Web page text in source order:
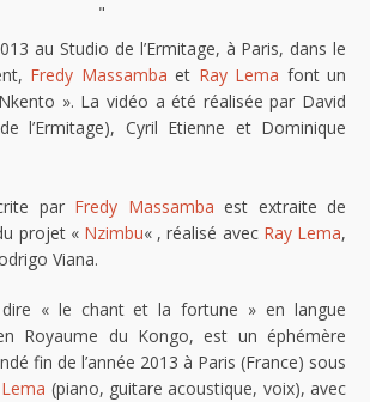
"
au Studio de l’Ermitage, à Paris, dans le
Fredy Massamba et Ray Lema font un
». La vidéo a été réalisée par David
l’Ermitage), Cyril Etienne et Dominique
par Fredy Massamba est extraite de
projet « Nzimbu« , réalisé avec Ray Lema,
Viana.
« le chant et la fortune » en langue
Royaume du Kongo, est un éphémère
fin de l’année 2013 à Paris (France) sous
(piano, guitare acoustique, voix), avec